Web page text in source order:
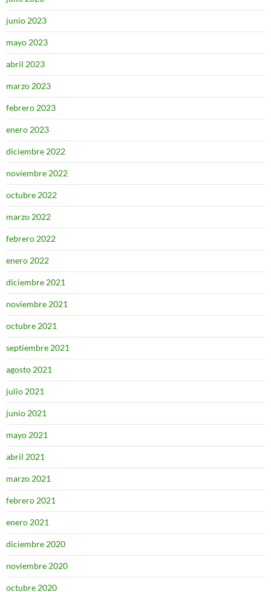
junio 2023
mayo 2023
abril 2023
marzo 2023
febrero 2023
enero 2023
diciembre 2022
noviembre 2022
octubre 2022
marzo 2022
febrero 2022
enero 2022
diciembre 2021
noviembre 2021
octubre 2021
septiembre 2021
agosto 2021
julio 2021
junio 2021
mayo 2021
abril 2021
marzo 2021
febrero 2021
enero 2021
diciembre 2020
noviembre 2020
octubre 2020